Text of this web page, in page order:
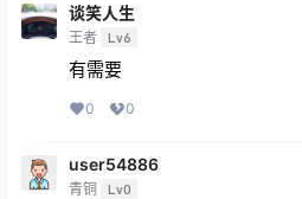
谈笑人生
王者 Lv6
有需要
0 0
user54886
青铜 Lv0